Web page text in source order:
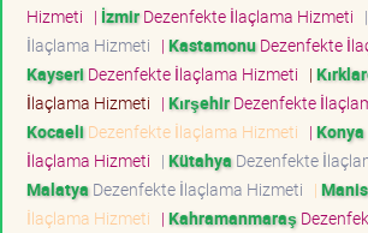
Hizmeti | İzmirDezenfekte İlaçlama Hizmeti |
İlaçlama Hizmeti | KastamonuDezenfekte
Kayseri Dezenfekte İlaçlama Hizmeti |
İlaçlama Hizmeti | KırşehirDezenfekte
Kocaeli Dezenfekte İlaçlama Hizmeti | Konya
İlaçlama Hizmeti | Kütahya Dezenfekte
Malatya Dezenfekte İlaçlama Hizmeti |
İlaçlama Hizmeti | Kahramanmaraş